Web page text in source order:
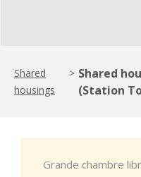
Shared
housings
> Shared
(Station
Grande chambre